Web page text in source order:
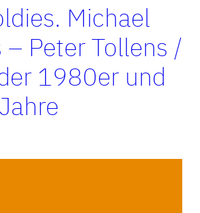
Michael
– Peter Tollens /
1980er und